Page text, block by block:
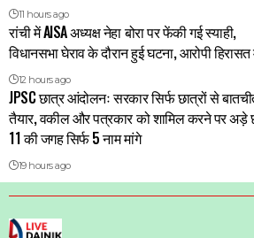
11 hours ago
रांची में AISA अध्यक्ष नेहा बोरा पर फेंकी गई स्याही,
विधानसभा घेराव के दौरान हुई घटना, आरोपी
12 hours ago
JPSC छात्र आंदोलनः सरकार सिर्फ छात्रों से
तैयार, वकील और पत्रकार को शामिल करने पर अड़े
11 की जगह सिर्फ 5 नाम मांगे
19 hours ago